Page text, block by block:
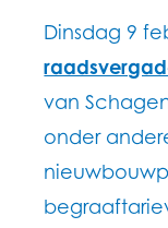
Dinsdag 9
van
onder